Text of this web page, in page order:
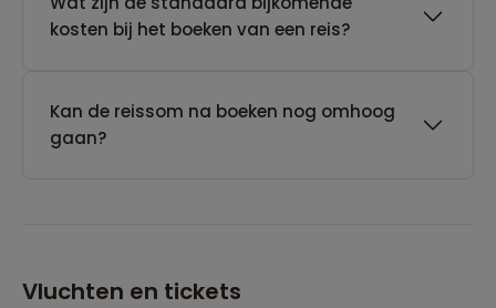
kosten bij het boeken van een reis?
Kan de reissom na boeken nog omhoog
gaan?
Vluchten en tickets